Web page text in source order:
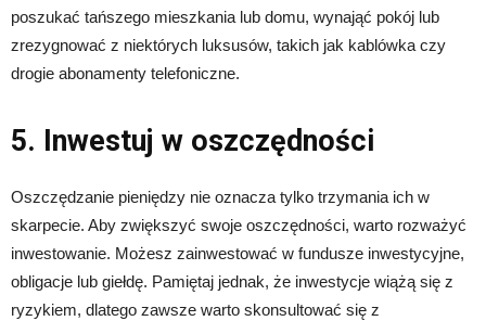
poszukać tańszego mieszkania lub domu, wynająć pokój lub
zrezygnować z niektórych luksusów, takich jak kablówka czy
drogie abonamenty telefoniczne.
5. Inwestuj w oszczędności
Oszczędzanie pieniędzy nie oznacza tylko trzymania ich w
skarpecie. Aby zwiększyć swoje oszczędności, warto rozważyć
inwestowanie. Możesz zainwestować w fundusze inwestycyjne,
obligacje lub giełdę. Pamiętaj jednak, że inwestycje wiążą się z
ryzykiem, dlatego zawsze warto skonsultować się z